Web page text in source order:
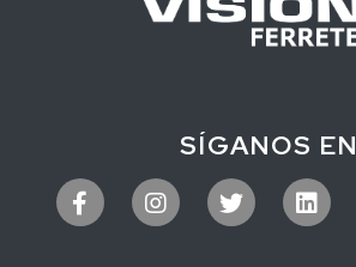
SÍGANOS EN